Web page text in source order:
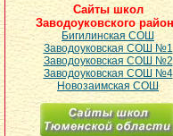
Сайты школ
Заводоуковского
Бигилинская СОШ
Заводоуковская СОШ №1
Заводоуковская СОШ №2
Заводоуковская СОШ №4
Новозаимская СОШ